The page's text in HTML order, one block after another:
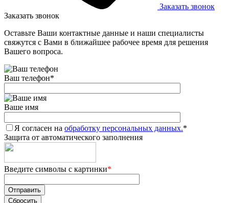
Заказать звонок
Заказать звонок
Оставьте Ваши контактные данные и наши специалисты
свяжутся с Вами в ближайшее рабочее время для решения
Вашего вопроса.
Ваш телефон*
Ваше имя
Я согласен на обработку персональных данных.*
Защита от автоматического заполнения
Введите символы с картинки*